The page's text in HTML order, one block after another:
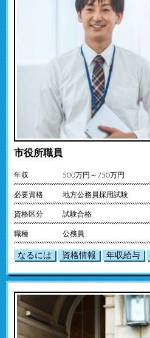
市役所職員
年収 500万円～750万円
必要資格 地方公務員採用試験
資格区分 試験合格
職種 公務員
なるには 資格情報 年収給与